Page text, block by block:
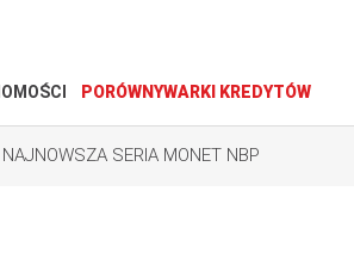
PORÓWNYWARKI KREDYTÓW
SERIA MONET NBP